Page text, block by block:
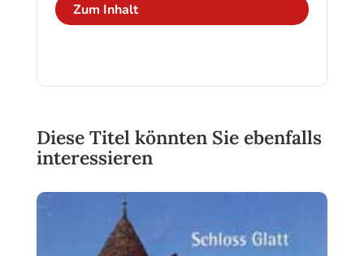
Zum Inhalt
Diese Titel könnten Sie ebenfalls
interessieren